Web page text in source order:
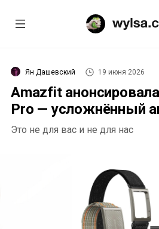
Ян Дашевский 19 июня 2026
Amazfit
Pro — усложнённый
Это не для вас и не для нас